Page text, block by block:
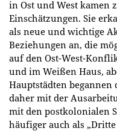
in Ost und West kamen
Einschätzungen. Sie
als neue und wichtige
Beziehungen an, die
auf den Ost-West-
und im Weißen Haus,
Hauptstädten
daher mit der
mit den postkolonialen
häufiger auch als